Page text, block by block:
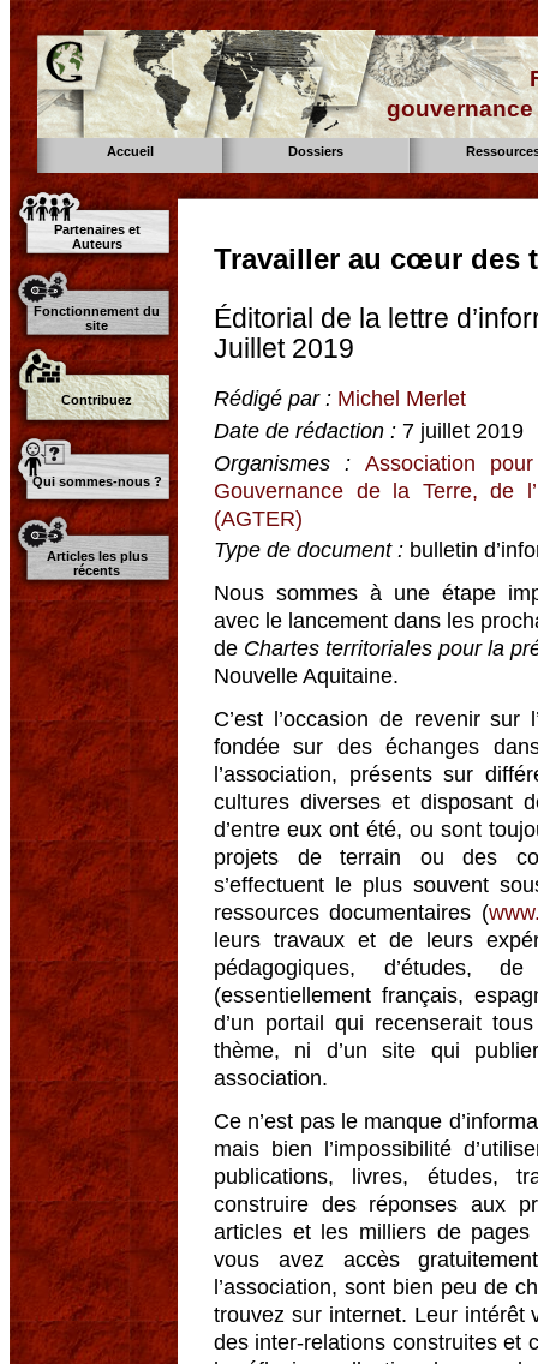
Accueil Dossiers
Partenaires et
Auteurs
Fonctionnement du
site
Contribuez
Qui sommes-nous ?
Articles les plus
récents
Travailler au cœur des
Éditorial de la lettre
Juillet 2019
Rédigé par : Michel Merlet
Date de rédaction : 7 juillet 2019
Organismes : Association
Gouvernance de la Terre, de
(AGTER)
Type de document : bulletin
Nous sommes à une étape
avec le lancement dans les
de Chartes territoriales pour la
Nouvelle Aquitaine.
C’est l’occasion de revenir sur
fondée sur des échanges
l’association, présents sur
cultures diverses et disposant
d’entre eux ont été, ou sont
projets de terrain ou des
s’effectuent le plus souvent
ressources documentaires (
leurs travaux et de leurs
pédagogiques, d’études,
(essentiellement français,
d’un portail qui recenserait
thème, ni d’un site qui
association.
Ce n’est pas le manque
mais bien l’impossibilité
publications, livres, études,
construire des réponses aux
articles et les milliers de pages
vous avez accès
l’association, sont bien peu de
trouvez sur internet. Leur intérêt
des inter-relations construites et